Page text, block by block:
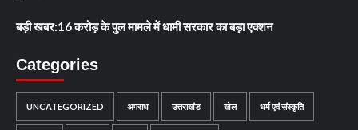
बड़ी खबर:16 करोड़ के पुल मामले में धामी सरकार का बड़ा एक्शन
Categories
UNCATEGORIZED अपराध उत्तराखंड खेल धर्म एवं संस्कृति